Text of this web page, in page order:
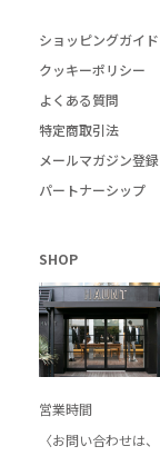
ショッピングガイド
クッキーポリシー
よくある質問
特定商取引法
メールマガジン登録
パートナーシップ
SHOP
営業時間
〈お問い合わせは、